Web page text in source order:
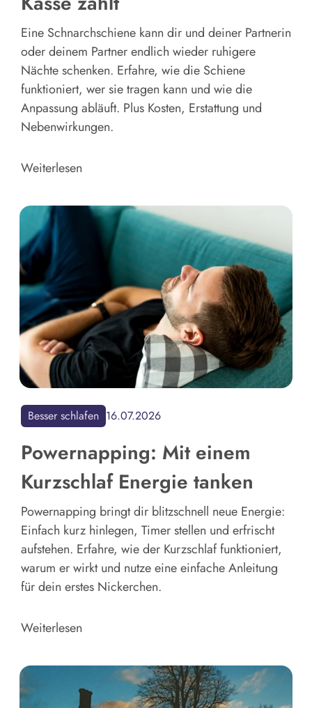
Eine Schnarchschiene kann dir und deiner Partnerin
oder deinem Partner endlich wieder ruhigere
Nächte schenken. Erfahre, wie die Schiene
funktioniert, wer sie tragen kann und wie die
Anpassung abläuft. Plus Kosten, Erstattung und
Nebenwirkungen.
Weiterlesen
Besser schlafen 16.07.2026
Powernapping: Mit einem
Kurzschlaf Energie tanken
Powernapping bringt dir blitzschnell neue Energie:
Einfach kurz hinlegen, Timer stellen und erfrischt
aufstehen. Erfahre, wie der Kurzschlaf funktioniert,
warum er wirkt und nutze eine einfache Anleitung
für dein erstes Nickerchen.
Weiterlesen